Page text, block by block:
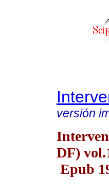
versión
DF)
Epub